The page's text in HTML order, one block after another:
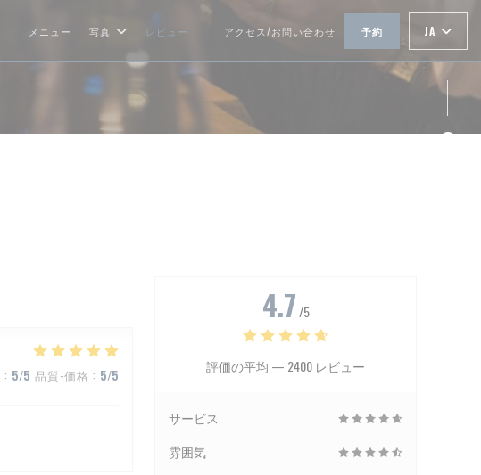
メニュー 写真 レビュー
((新しいウィンドウで開きます))
アクセス/お問い合わせ 予約 JA
: 5/5 品質-価格 : 5/5
4.7 /5
評価の平均 — 2400 レビュー
サービス
雰囲気